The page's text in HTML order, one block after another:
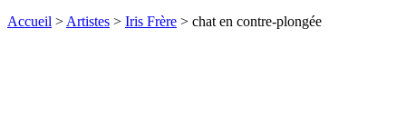
Accueil > Artistes > Iris Frère > chat en contre-plongée